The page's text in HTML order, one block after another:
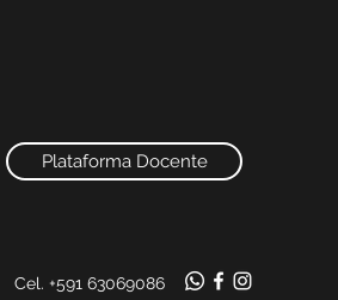
Plataforma Docente
Cel. +591 63069086